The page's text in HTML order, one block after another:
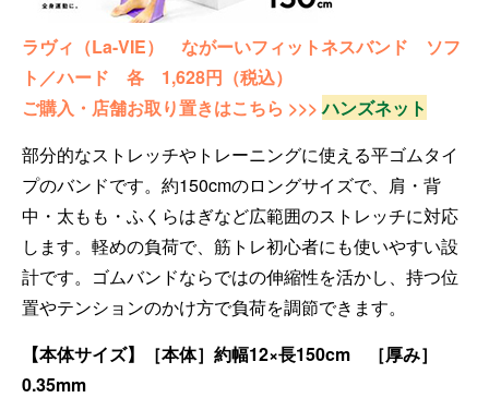
ラヴィ（La-VIE） ながーいフィットネスバンド ソフ
ト／ハード 各 1,628円（税込）
ご購入・店舗お取り置きはこちら >>>ハンズネット
部分的なストレッチやトレーニングに使える平ゴムタイ
プのバンドです。約150cmのロングサイズで、肩・背
中・太もも・ふくらはぎなど広範囲のストレッチに対応
します。軽めの負荷で、筋トレ初心者にも使いやすい設
計です。ゴムバンドならではの伸縮性を活かし、持つ位
置やテンションのかけ方で負荷を調節できます。
【本体サイズ】［本体］約幅12×長150cm ［厚み］
0.35mm